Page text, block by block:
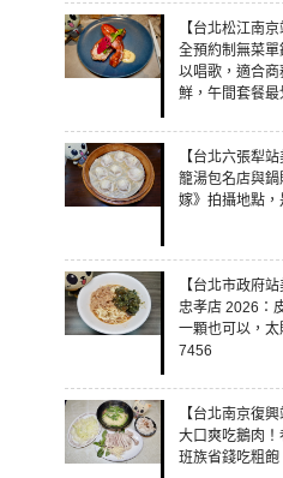
【台北松江南
全預約制無菜
以唱歌，適合
鮮，午間套餐
【台北六張犁
籠湯包名店與
嫁》拍攝地點
【台北市政府
忠孝店 2026：
一顆也可以，
7456
【台北南京復
大口爽吃鵝肉
班族省錢吃粗